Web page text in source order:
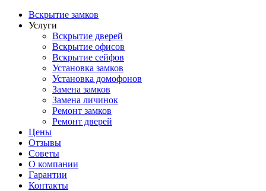
Вскрытие замков
Услуги
Вскрытие дверей
Вскрытие офисов
Вскрытие сейфов
Установка замков
Установка домофонов
Замена замков
Замена личинок
Ремонт замков
Ремонт дверей
Цены
Отзывы
Советы
О компании
Гарантии
Контакты